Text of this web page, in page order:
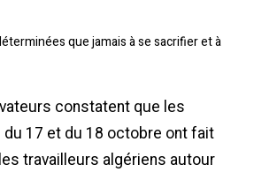
que jamais à se sacrifier et à
constatent que les
17 et du 18 octobre ont fait
travailleurs algériens autour